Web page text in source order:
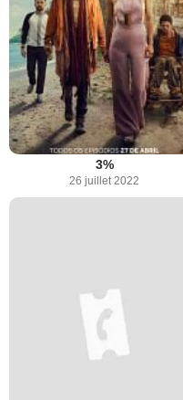
3%
26 juillet 2022